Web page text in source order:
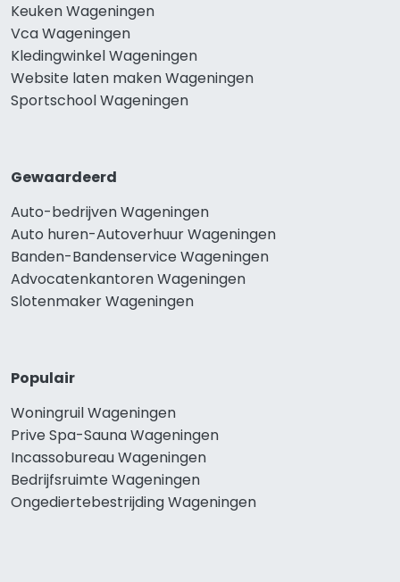
Keuken Wageningen
Vca Wageningen
Kledingwinkel Wageningen
Website laten maken Wageningen
Sportschool Wageningen
Gewaardeerd
Auto-bedrijven Wageningen
Auto huren-Autoverhuur Wageningen
Banden-Bandenservice Wageningen
Advocatenkantoren Wageningen
Slotenmaker Wageningen
Populair
Woningruil Wageningen
Prive Spa-Sauna Wageningen
Incassobureau Wageningen
Bedrijfsruimte Wageningen
Ongediertebestrijding Wageningen